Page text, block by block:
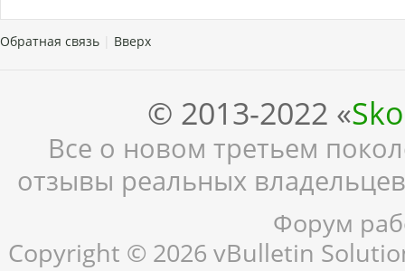
Обратная связь Вверх
© 2013-2022 «
Все о новом третьем
отзывы реальных
Форум
Copyright © 2026 vBulletin